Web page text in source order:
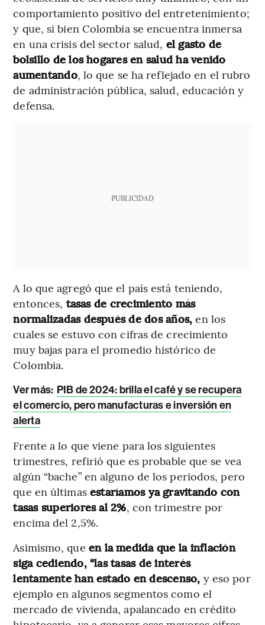
comportamiento positivo del entretenimiento;
y que, si bien Colombia se encuentra inmersa
en una crisis del sector salud, el gasto de
bolsillo de los hogares en salud ha venido
aumentando, lo que se ha reflejado en el rubro
de administración pública, salud, educación y
defensa.
PUBLICIDAD
A lo que agregó que el país está teniendo,
entonces, tasas de crecimiento más
normalizadas después de dos años, en los
cuales se estuvo con cifras de crecimiento
muy bajas para el promedio histórico de
Colombia.
Ver más: PIB de 2024: brilla el café y se recupera
el comercio, pero manufacturas e inversión en
alerta
Frente a lo que viene para los siguientes
trimestres, refirió que es probable que se vea
algún “bache” en alguno de los periodos, pero
que en últimas estaríamos ya gravitando con
tasas superiores al 2%, con trimestre por
encima del 2,5%.
Asimismo, que en la medida que la inflación
siga cediendo, “las tasas de interés
lentamente han estado en descenso, y eso por
ejemplo en algunos segmentos como el
mercado de vivienda, apalancado en crédito